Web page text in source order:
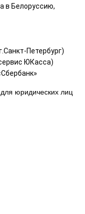
в Белоруссию,
Петербург)
ЮКасса)
юридических лиц